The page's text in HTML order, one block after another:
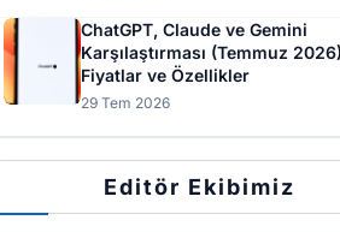
ChatGPT, Claude ve Gemini
Karşılaştırması (Temmuz
Fiyatlar ve Özellikler
29 Tem 2026
Editör Ekibimiz